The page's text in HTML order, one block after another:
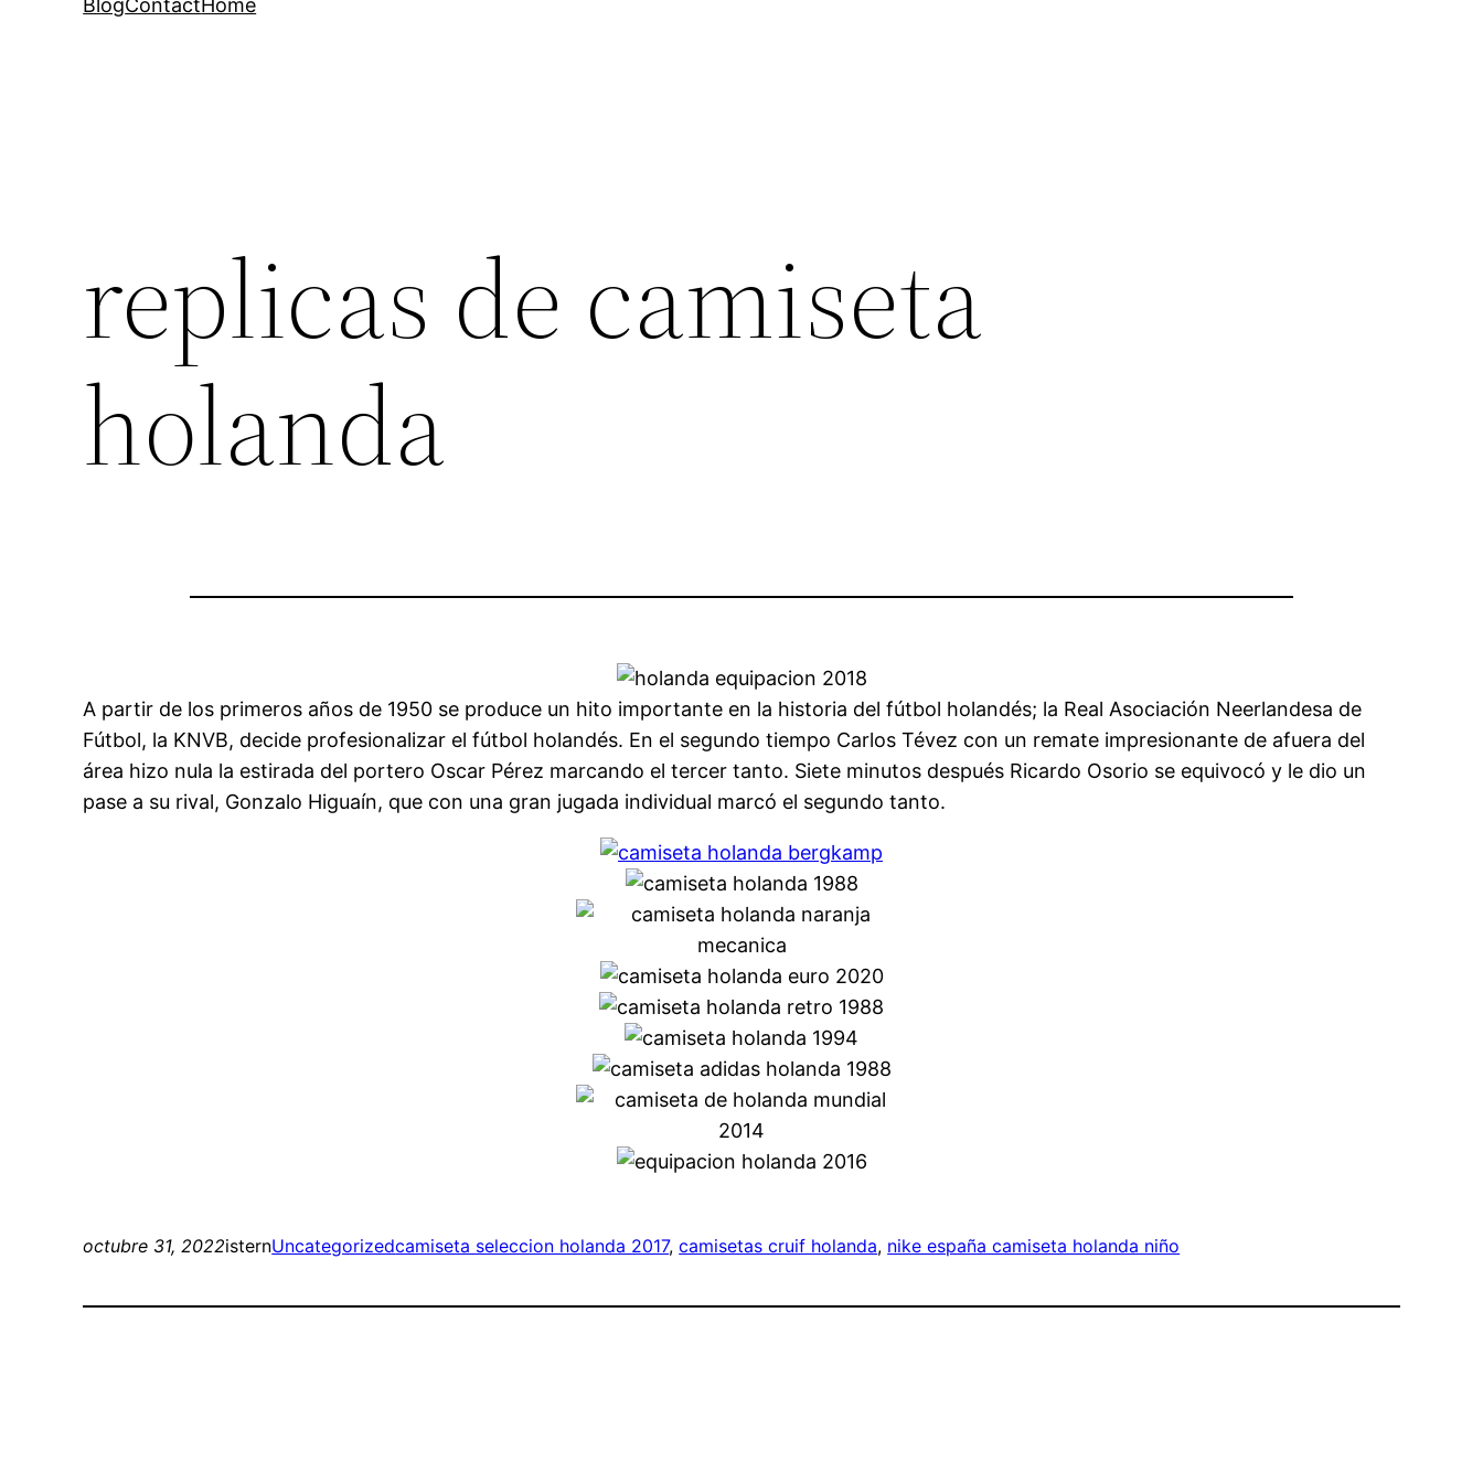
BlogContactHome
replicas de camiseta
holanda
A partir de los primeros años de 1950 se produce un hito importante en la historia del fútbol holandés; la Real Asociación Neerlandesa de
Fútbol, la KNVB, decide profesionalizar el fútbol holandés. En el segundo tiempo Carlos Tévez con un remate impresionante de afuera del
área hizo nula la estirada del portero Oscar Pérez marcando el tercer tanto. Siete minutos después Ricardo Osorio se equivocó y le dio un
pase a su rival, Gonzalo Higuaín, que con una gran jugada individual marcó el segundo tanto.
octubre 31, 2022isternUncategorizedcamiseta seleccion holanda 2017, camisetas cruif holanda, nike españa camiseta holanda niño